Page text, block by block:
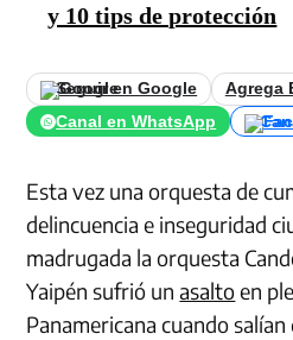
y 10 tips de protección
Seguir en Google
Agrega
Canal en WhatsApp
Esta vez una orquesta de
delincuencia e inseguridad
madrugada la orquesta
Yaipén sufrió unasaltoen
Panamericana cuando